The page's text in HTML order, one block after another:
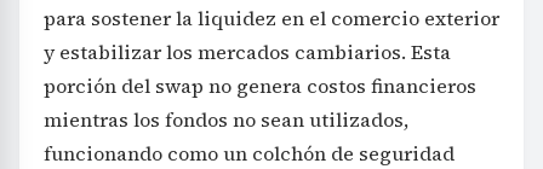
para sostener la liquidez en el comercio exterior
y estabilizar los mercados cambiarios. Esta
porción del swap no genera costos financieros
mientras los fondos no sean utilizados,
funcionando como un colchón de seguridad